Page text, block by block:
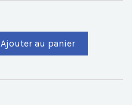
Ajouter au panier